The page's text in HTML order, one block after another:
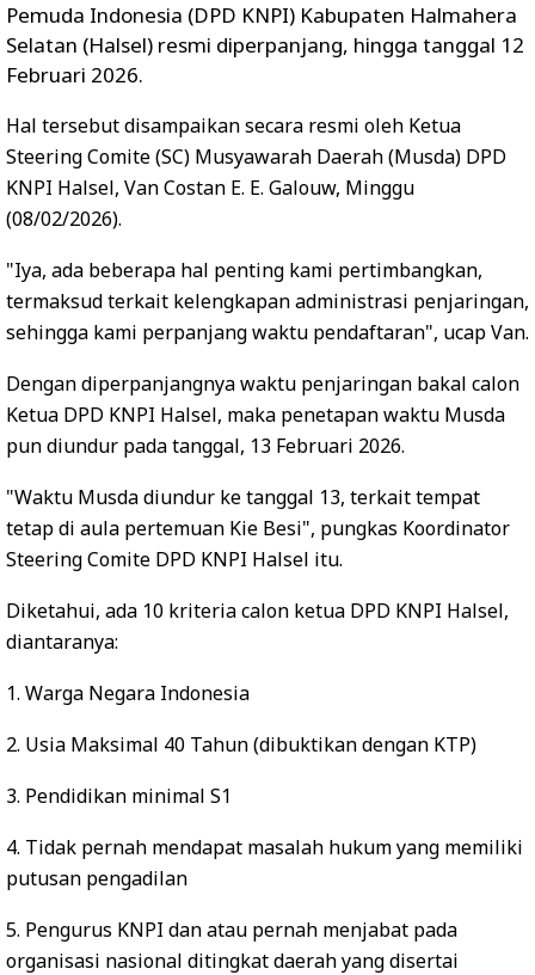
Pemuda Indonesia (DPD KNPI) Kabupaten Halmahera
Selatan (Halsel) resmi diperpanjang, hingga tanggal 12
Februari 2026.
Hal tersebut disampaikan secara resmi oleh Ketua
Steering Comite (SC) Musyawarah Daerah (Musda) DPD
KNPI Halsel, Van Costan E. E. Galouw, Minggu
(08/02/2026).
"Iya, ada beberapa hal penting kami pertimbangkan,
termaksud terkait kelengkapan administrasi penjaringan,
sehingga kami perpanjang waktu pendaftaran", ucap Van.
Dengan diperpanjangnya waktu penjaringan bakal calon
Ketua DPD KNPI Halsel, maka penetapan waktu Musda
pun diundur pada tanggal, 13 Februari 2026.
"Waktu Musda diundur ke tanggal 13, terkait tempat
tetap di aula pertemuan Kie Besi", pungkas Koordinator
Steering Comite DPD KNPI Halsel itu.
Diketahui, ada 10 kriteria calon ketua DPD KNPI Halsel,
diantaranya:
1. Warga Negara Indonesia
2. Usia Maksimal 40 Tahun (dibuktikan dengan KTP)
3. Pendidikan minimal S1
4. Tidak pernah mendapat masalah hukum yang memiliki
putusan pengadilan
5. Pengurus KNPI dan atau pernah menjabat pada
organisasi nasional ditingkat daerah yang disertai